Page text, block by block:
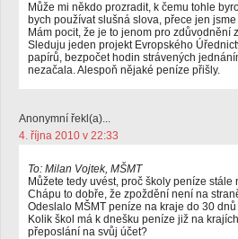
Může mi někdo prozradit, k čemu tohle
bych používat slušná slova, přece jen
Mám pocit, že je to jenom pro zdůvodnění
Sleduju jeden projekt Evropského
papírů, bezpočet hodin strávených
nezačala. Alespoň nějaké peníze přišly.
Anonymní řekl(a)...
4. října 2010 v 22:33
To: Milan Vojtek, MŠMT
Můžete tedy uvést, proč školy peníze stále
Chápu to dobře, že zpoždění není na
Odeslalo MŠMT peníze na kraje do 30
Kolik škol má k dnešku peníze již na
přeposlání na svůj účet?